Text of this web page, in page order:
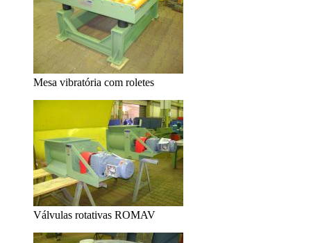
Mesa vibratória com roletes
Válvulas rotativas ROMAV